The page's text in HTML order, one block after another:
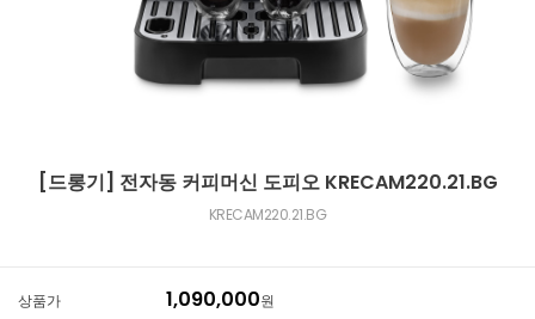
[드롱기] 전자동 커피머신 도피오 KRECAM220.21.BG
KRECAM220.21.BG
상품가 1,090,000원